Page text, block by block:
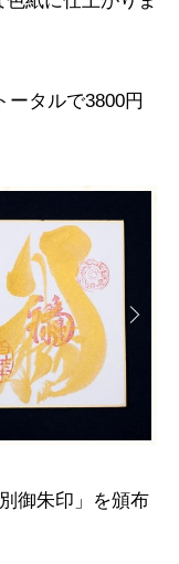
ータルで3800円
御朱印」を頒布